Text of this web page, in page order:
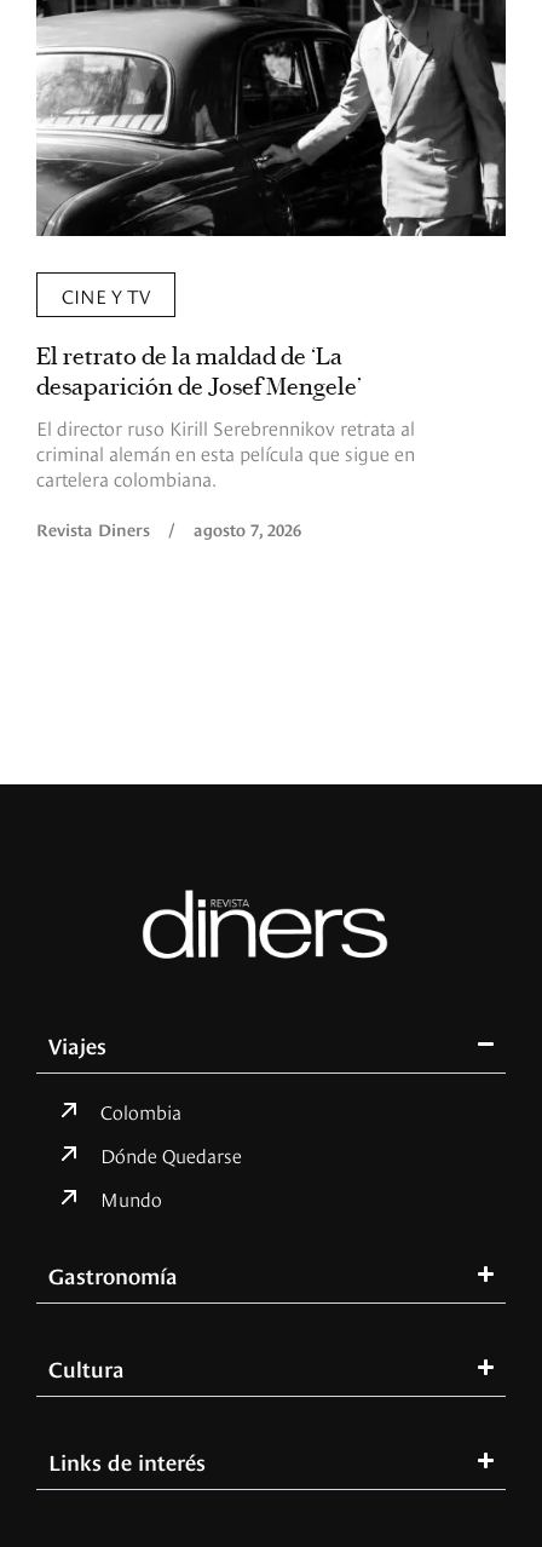
CINE Y TV
El retrato de la maldad de ‘La
desaparición de Josef Mengele’
El director ruso Kirill Serebrennikov retrata al
criminal alemán en esta película que sigue en
cartelera colombiana.
Revista Diners / agosto 7, 2026
Viajes
Colombia
Dónde Quedarse
Mundo
Gastronomía
Cultura
Links de interés